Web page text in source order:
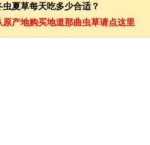
虫夏草每天吃多少合适？
原产地购买地道那曲虫草请点这里